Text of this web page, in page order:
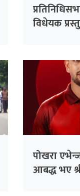
विधेयक
पोखरा
आबद्ध भए